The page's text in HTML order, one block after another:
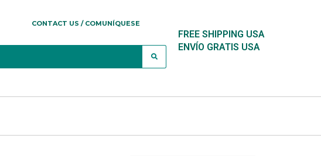
CONTACT US / COMUNÍQUESE
FREE SHIPPING USA
ENVÍO GRATIS USA